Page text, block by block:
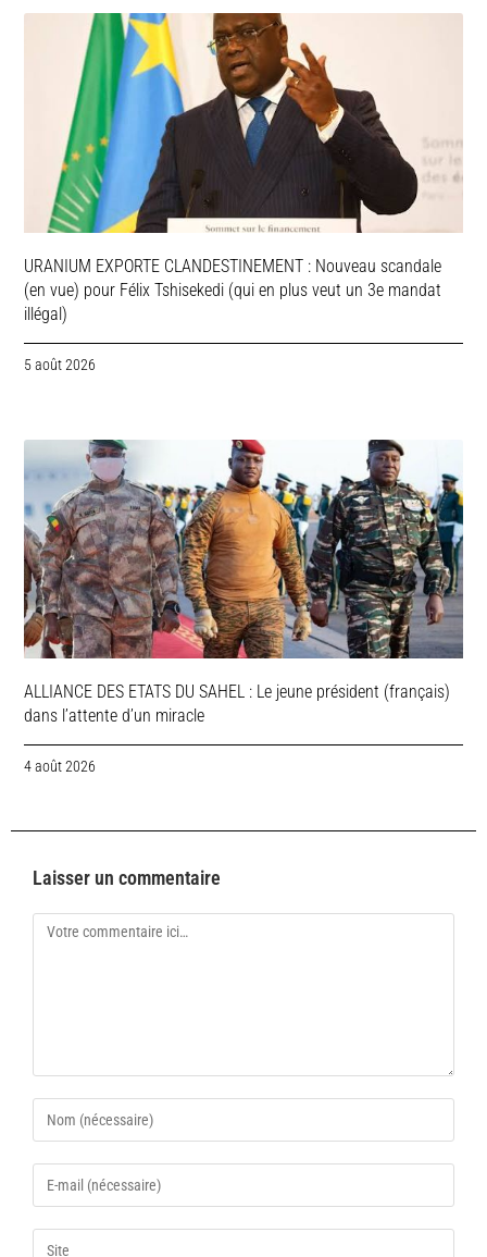
URANIUM EXPORTE CLANDESTINEMENT : Nouveau scandale
(en vue) pour Félix Tshisekedi (qui en plus veut un 3e mandat
illégal)
5 août 2026
ALLIANCE DES ETATS DU SAHEL : Le jeune président (français)
dans l’attente d’un miracle
4 août 2026
Laisser un commentaire